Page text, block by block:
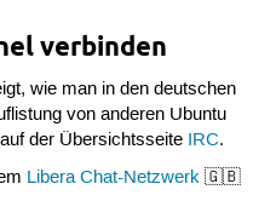
verbinden
wie man in den deutschen
von anderen Ubuntu
der Übersichtsseite IRC.
Libera Chat-Netzwerk🇬🇧